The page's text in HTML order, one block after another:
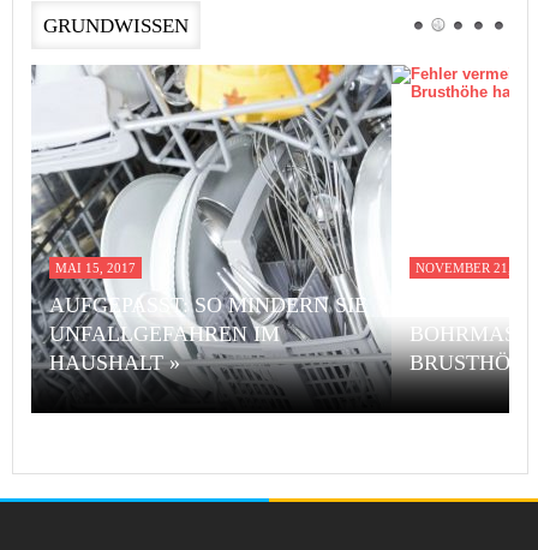
GRUNDWISSEN
MAI 15, 2017
AUFGEPASST: SO MINDERN SIE
UNFALLGEFAHREN IM
HAUSHALT »
NOVEMBER 21,